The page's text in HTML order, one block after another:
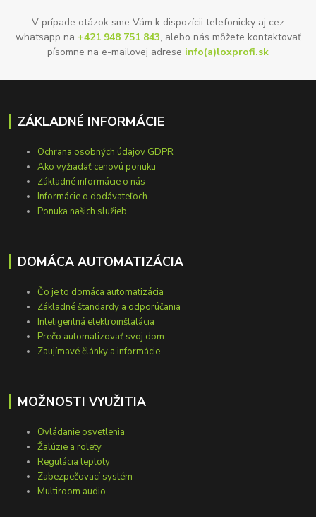
V prípade otázok sme Vám k dispozícii telefonicky aj cez
whatsapp na +421 948 751 843, alebo nás môžete kontaktovať
písomne na e-mailovej adrese info(a)loxprofi.sk
ZÁKLADNÉ INFORMÁCIE
Ochrana osobných údajov GDPR
Ako vyžiadať cenovú ponuku
Základné informácie o nás
Informácie o dodávateľoch
Ponuka našich služieb
DOMÁCA AUTOMATIZÁCIA
Čo je to domáca automatizácia
Základné štandardy a odporúčania
Inteligentná elektroinštalácia
Prečo automatizovať svoj dom
Zaujímavé články a informácie
MOŽNOSTI VYUŽITIA
Ovládanie osvetlenia
Žalúzie a rolety
Regulácia teploty
Zabezpečovací systém
Multiroom audio